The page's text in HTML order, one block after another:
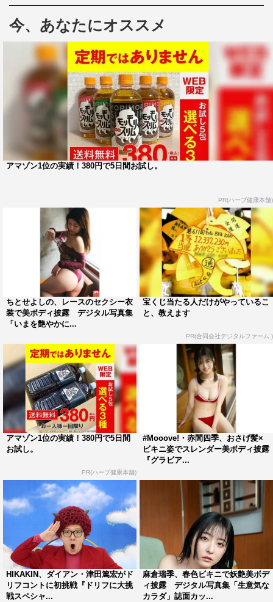
今、あなたにオススメ
アマゾン1位の実績！380円で5日間お試し。
PR(ハーブ健康本舗)
ちとせよしの、レースのセクシー衣
装で美ボディ披露 デジタル写真集
「いまを艶やかに...
宝くじ当たる人だけがやっているこ
と、教えます
PR(合同会社デジタルファーム )
アマゾン1位の実績！380円で5日間
お試し。
PR(ハーブ健康本舗)
#Mooove!・赤間四季、おさげ髪×
ビキニ姿でスレンダー美ボディ披露
『グラビア...
HIKAKIN、ダイアン・津田篤宏がド
リフコントに初挑戦『ドリフに大挑
戦スペシャ...
麻倉瑞季、春色ビキニで妖艶美ボデ
ィ披露 デジタル写真集「生意気な
カラダ」誌面カッ...